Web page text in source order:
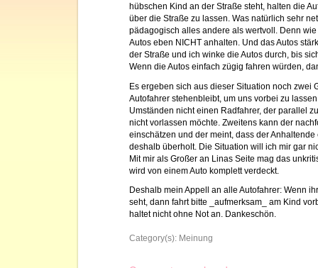
hübschen Kind an der Straße steht, halten die
über die Straße zu lassen. Was natürlich sehr
pädagogisch alles andere als wertvoll. Denn
Autos eben NICHT anhalten. Und das Autos
der Straße und ich winke die Autos durch, bis
Wenn die Autos einfach zügig fahren würden,
Es ergeben sich aus dieser Situation noch zwei
Autofahrer stehenbleibt, um uns vorbei zu
Umständen nicht einen Radfahrer, der parallel
nicht vorlassen möchte. Zweitens kann der
einschätzen und der meint, dass der
deshalb überholt. Die Situation will ich mir gar
Mit mir als Großer an Linas Seite mag das
wird von einem Auto komplett verdeckt.
Deshalb mein Appell an alle Autofahrer: Wenn
seht, dann fahrt bitte _aufmerksam_ am Kind
haltet nicht ohne Not an. Dankeschön.
Category(s): Meinung